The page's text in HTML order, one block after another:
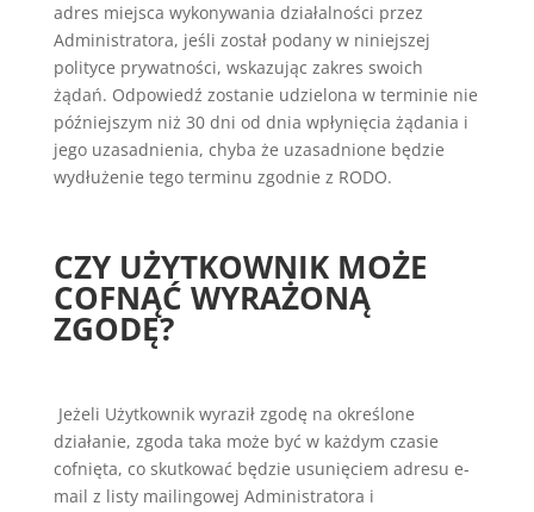
adres miejsca wykonywania działalności przez
Administratora, jeśli został podany w niniejszej
polityce prywatności, wskazując zakres swoich
żądań. Odpowiedź zostanie udzielona w terminie nie
późniejszym niż 30 dni od dnia wpłynięcia żądania i
jego uzasadnienia, chyba że uzasadnione będzie
wydłużenie tego terminu zgodnie z RODO.
CZY UŻYTKOWNIK MOŻE
COFNĄĆ WYRAŻONĄ
ZGODĘ?
Jeżeli Użytkownik wyraził zgodę na określone
działanie, zgoda taka może być w każdym czasie
cofnięta, co skutkować będzie usunięciem adresu e-
mail z listy mailingowej Administratora i